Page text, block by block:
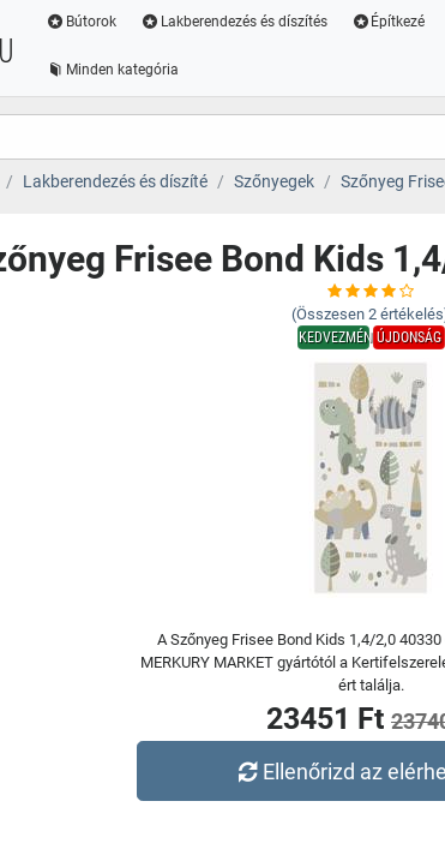
Bútorok Lakberendezés és díszítés Építkezé
Minden kategória
Lakberendezés és díszíté Szőnyegek Szőnyeg
Frisee Bond Kids
(Összesen 2
KEDVEZMÉNYÚJDONSÁG
A Szőnyeg Frisee Bond Kids 1,4/2,0
MERKURY MARKET gyártótól a
ért találja.
23451 Ft
Ellenőrizd az